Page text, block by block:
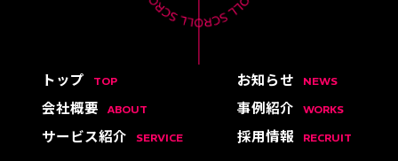
トップ TOP お知らせ NEWS
会社概要 ABOUT 事例紹介 WORKS
サービス紹介 SERVICE 採用情報 RECRUIT